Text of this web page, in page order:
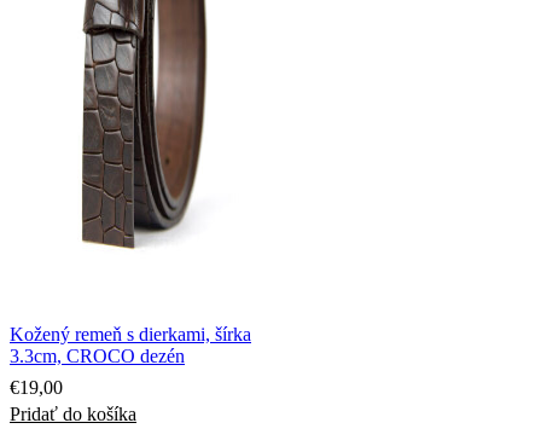
Kožený remeň s dierkami, šírka
3.3cm, CROCO dezén
€19,00
Pridať do košíka